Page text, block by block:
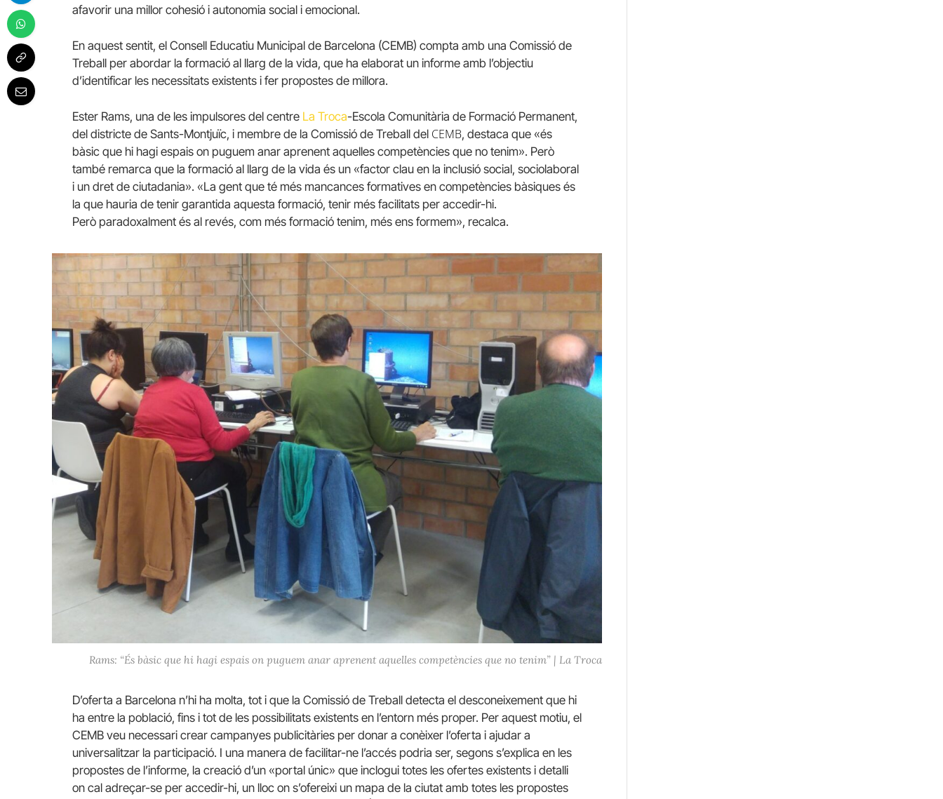
afavorir una millor cohesió i autonomia social i emocional.
En aquest sentit, el Consell Educatiu Municipal de Barcelona (CEMB) compta amb una Comissió de
Treball per abordar la formació al llarg de la vida, que ha elaborat un informe amb l’objectiu
d’identificar les necessitats existents i fer propostes de millora.
Ester Rams, una de les impulsores del centre La Troca-Escola Comunitària de Formació Permanent,
del districte de Sants-Montjuïc, i membre de la Comissió de Treball del CEMB, destaca que «és
bàsic que hi hagi espais on puguem anar aprenent aquelles competències que no tenim». Però
també remarca que la formació al llarg de la vida és un «factor clau en la inclusió social, sociolaboral
i un dret de ciutadania». «La gent que té més mancances formatives en competències bàsiques és
la que hauria de tenir garantida aquesta formació, tenir més facilitats per accedir-hi.
Però paradoxalment és al revés, com més formació tenim, més ens formem», recalca.
Rams: “És bàsic que hi hagi espais on puguem anar aprenent aquelles competències que no tenim” | La Troca
D’oferta a Barcelona n’hi ha molta, tot i que la Comissió de Treball detecta el desconeixement que hi
ha entre la població, fins i tot de les possibilitats existents en l’entorn més proper. Per aquest motiu, el
CEMB veu necessari crear campanyes publicitàries per donar a conèixer l’oferta i ajudar a
universalitzar la participació. I una manera de facilitar-ne l’accés podria ser, segons s’explica en les
propostes de l’informe, la creació d’un «portal únic» que inclogui totes les ofertes existents i detalli
on cal adreçar-se per accedir-hi, un lloc on s’ofereixi un mapa de la ciutat amb totes les propostes